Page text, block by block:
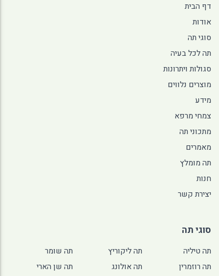
דף הבית
אודות
סוגי תה
תה לכל בעיה
סגולות ויתרונות
מוצרים נלווים
מידע
צמחי מרפא
מתכוני תה
מאמרים
תה מומלץ
חנות
יצירת קשר
סוגי תה
תה טיליה תה ליקוריץ
תה שומר
תה רוזמרין
תה אולונג
תה שן הארי